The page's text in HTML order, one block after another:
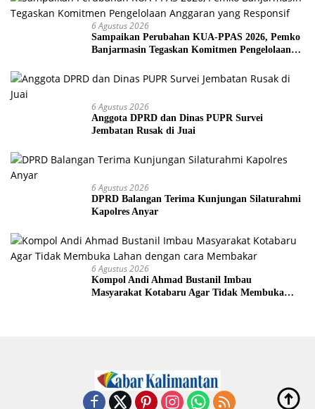
6 Agustus 2026
Sampaikan Perubahan KUA-PPAS 2026, Pemko
Banjarmasin Tegaskan Komitmen Pengelolaan
6 Agustus 2026
Anggota DPRD dan Dinas PUPR Survei
Jembatan Rusak di Juai
6 Agustus 2026
DPRD Balangan Terima Kunjungan Silaturahmi
Kapolres Anyar
6 Agustus 2026
Kompol Andi Ahmad Bustanil Imbau
Masyarakat Kotabaru Agar Tidak Membuka